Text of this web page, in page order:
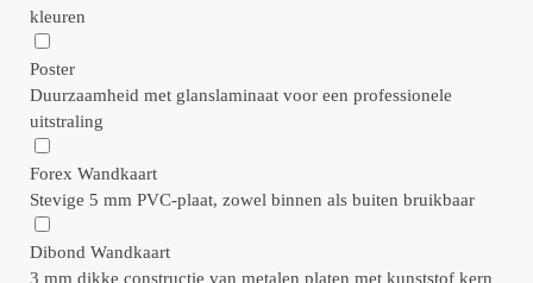
kleuren
Poster
Duurzaamheid met glanslaminaat voor een professionele
uitstraling
Forex Wandkaart
Stevige 5 mm PVC-plaat, zowel binnen als buiten bruikbaar
Dibond Wandkaart
3 mm dikke constructie van metalen platen met kunststof kern